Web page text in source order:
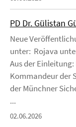
PD Dr. Gülistan
Neue
unter: Rojava
Aus der
Kommandeur der
der Münchner
...
02.06.2026